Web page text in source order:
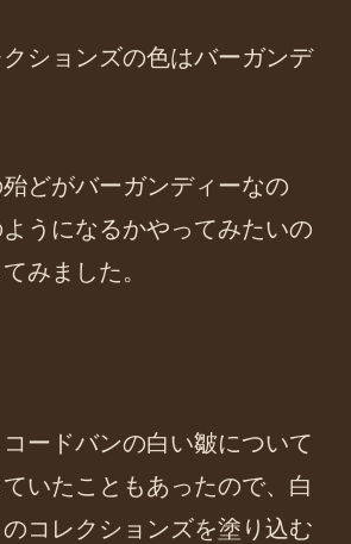
ションズの色はバーガンデ
どがバーガンディーなの
うになるかやってみたいの
みました。
ードバンの白い皺について
いたこともあったので、白
コレクションズを塗り込む